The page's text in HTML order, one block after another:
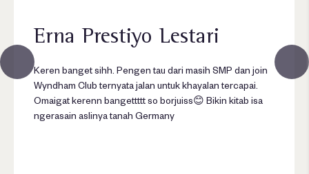
Erna Prestiyo Lestari
Keren banget sihh. Pengen tau dari masih SMP dan join
Wyndham Club ternyata jalan untuk khayalan tercapai.
Omaigat kerenn bangettttt so borjuiss😊 Bikin kitab isa
ngerasain aslinya tanah Germany